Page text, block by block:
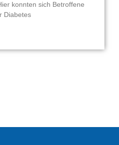
konnten sich Betroffene
Diabetes